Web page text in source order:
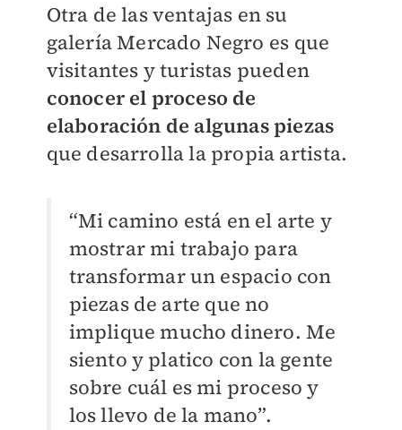
Otra de las ventajas en su
galería Mercado Negro es que
visitantes y turistas pueden
conocer el proceso de
elaboración de algunas piezas
que desarrolla la propia artista.
“Mi camino está en el arte y
mostrar mi trabajo para
transformar un espacio con
piezas de arte que no
implique mucho dinero. Me
siento y platico con la gente
sobre cuál es mi proceso y
los llevo de la mano”.